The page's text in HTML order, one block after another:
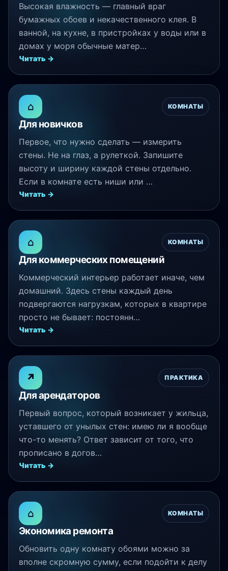
Высокая влажность — главный враг
бумажных обоев и некачественного клея. В
ванной, на кухне, в пристройках у воды или в
домах у моря обычные матер…
Читать →
⌂ КОМНАТЫ
Для новичков
Первое, что нужно сделать — измерить
стены. Не на глаз, а рулеткой. Запишите
высоту и ширину каждой стены отдельно.
Если в комнате есть ниши или …
Читать →
⌂ КОМНАТЫ
Для коммерческих помещений
Коммерческий интерьер работает иначе, чем
домашний. Здесь стены каждый день
подвергаются нагрузкам, которых в квартире
просто не бывает: постоянн…
Читать →
↗ ПРАКТИКА
Для арендаторов
Первый вопрос, который возникает у жильца,
уставшего от унылых стен: имею ли я вообще
что-то менять? Ответ зависит от того, что
прописано в догов…
Читать →
⌂ КОМНАТЫ
Экономика ремонта
Обновить одну комнату обоями можно за
вполне скромную сумму, если подойти к делу